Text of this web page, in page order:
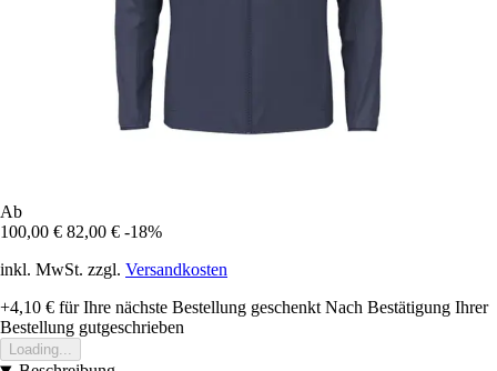
Ab
100,00 € 82,00 € -18%
inkl. MwSt. zzgl. Versandkosten
+4,10 € für Ihre nächste Bestellung geschenkt Nach Bestätigung Ihrer
Bestellung gutgeschrieben
Loading...